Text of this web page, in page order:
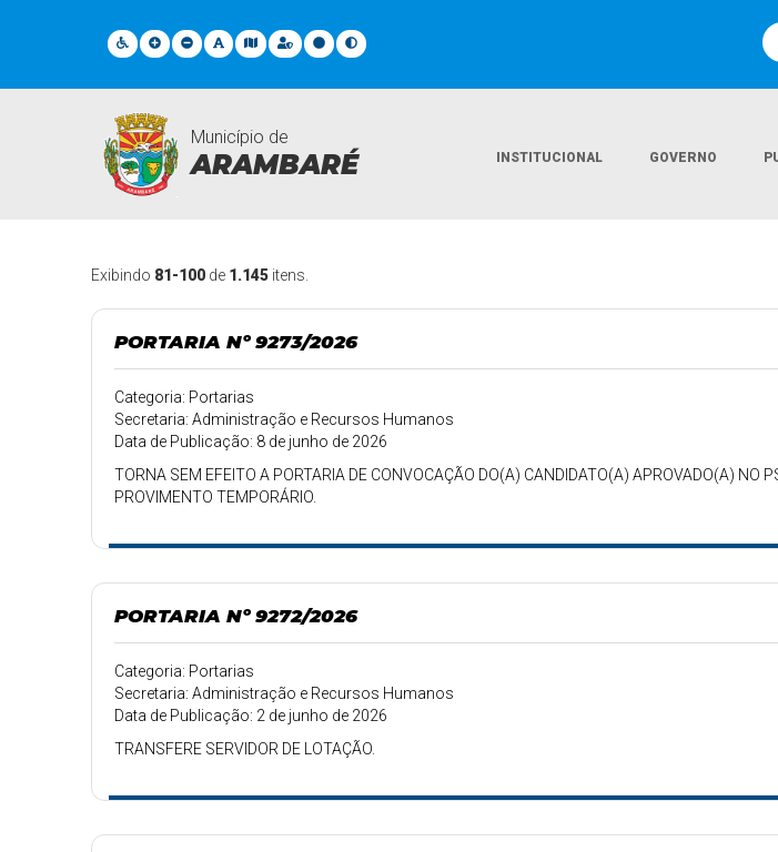
Município de
ARAMBARÉ INSTITUCIONAL GOVERNO
Legislações
Exibindo 81-100 de 1.145 itens.
PORTARIA Nº 9273/2026
Categoria: Portarias
Secretaria: Administração e Recursos Humanos
Data de Publicação: 8 de junho de 2026
TORNA SEM EFEITO A PORTARIA DE CONVOCAÇÃO DO(A) CANDIDATO(A) APROVADO(A) NO
PROVIMENTO TEMPORÁRIO.
PORTARIA Nº 9272/2026
Categoria: Portarias
Secretaria: Administração e Recursos Humanos
Data de Publicação: 2 de junho de 2026
TRANSFERE SERVIDOR DE LOTAÇÃO.